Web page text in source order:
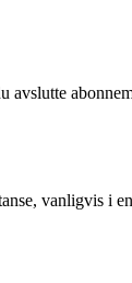
avslutte
vanligvis